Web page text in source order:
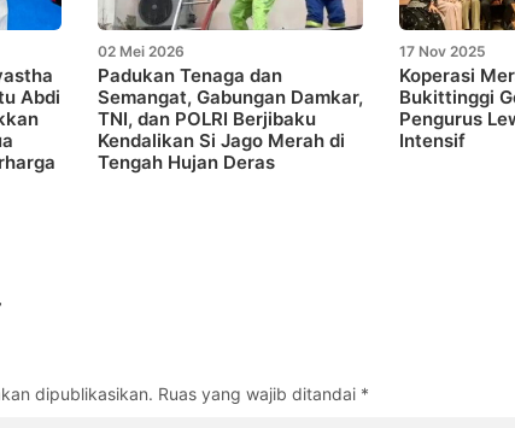
Abdi
02 Mei 2026
Padukan Tenaga dan
Semangat, Gabungan Damkar,
TNI, dan POLRI Berjibaku
Kendalikan Si Jago Merah di
Tengah Hujan Deras
17 Nov 2025
Koperasi
Bukittinggi
Pengurus
Intensif
dipublikasikan. Ruas yang wajib ditandai *